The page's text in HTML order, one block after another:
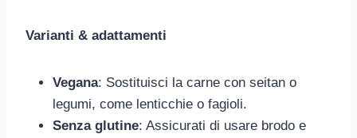
Varianti & adattamenti
Vegana: Sostituisci la carne con seitan o
legumi, come lenticchie o fagioli.
Senza glutine: Assicurati di usare brodo e